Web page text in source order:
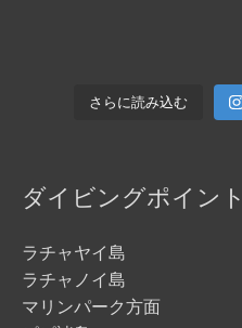
さらに読み込む
ダイビングポイント
ラチャヤイ島
ラチャノイ島
マリンパーク方面